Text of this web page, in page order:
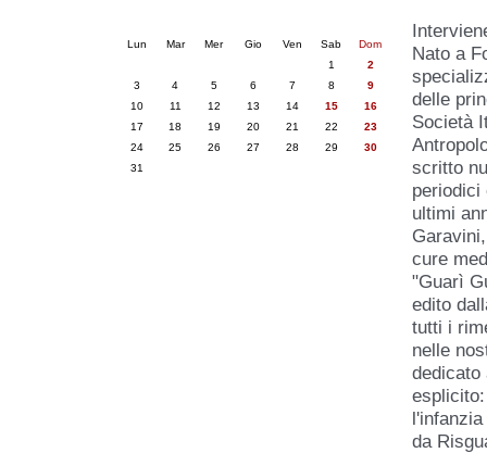
Nato a
delle
Società
scritto
periodici
ultimi
cure
"Guarì
edito
tutti i
nelle
dedicato
da
Lun Mar Mer Gio Ven Sab
Dom
1
2
3
4 5 6 7 8
9
10
11 12 13 14 15
16
17
18 19 20 21 22
23
24
25 26 27 28 29
30
31